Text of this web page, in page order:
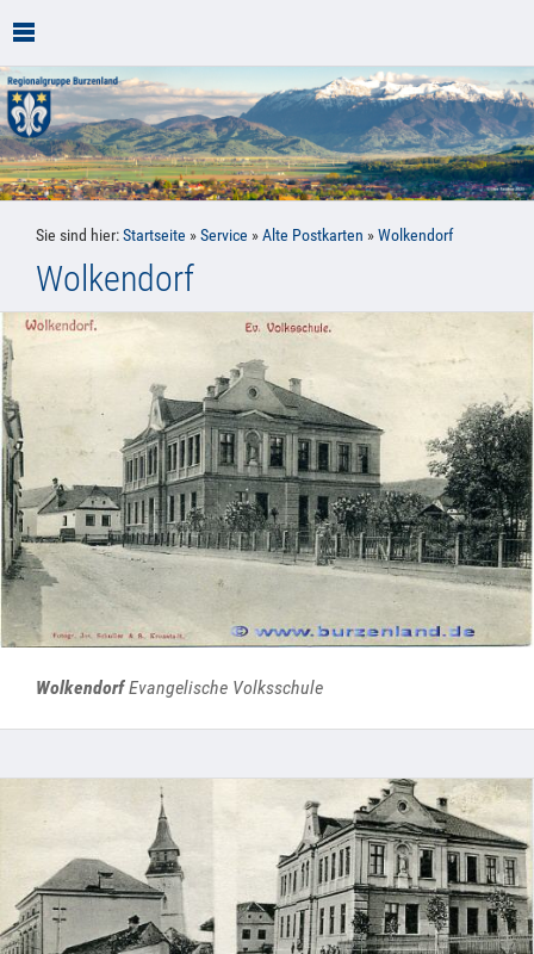
Sie sind hier:Startseite »Service »Alte Postkarten »Wolkendorf
Wolkendorf
WolkendorfEvangelische Volksschule